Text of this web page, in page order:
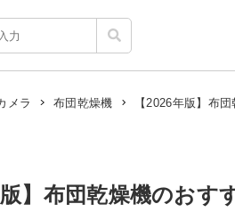
メラ 布団乾燥機 【2026年版】布
版】布団乾燥機のお